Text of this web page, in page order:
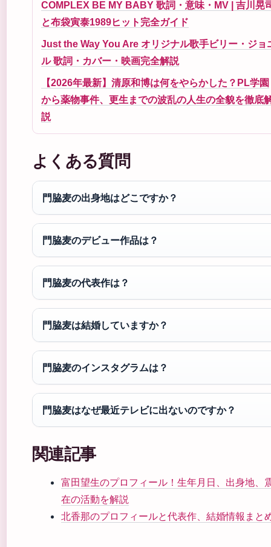
COMPLEX BE MY BABY 歌詞・意味・MV | 吉川晃
と布袋寅泰1989ヒット完全ガイド
Just the Way You Are オリジナル歌手ビリー・ジョ
ル 歌詞・カバー・映画完全解説
【2026年最新】清原和博は何をやらかした？PL学園
から薬物事件、更生までの波乱の人生の全貌を徹底
説
よくある質問
門脇麦の出身地はどこですか？
門脇麦のデビュー作品は？
門脇麦の代表作は？
門脇麦は結婚していますか？
門脇麦のインスタグラムは？
門脇麦はなぜ最近テレビに出ないのですか？
関連記事
富田望生のプロフィール！生年月日、出身地
在の活動を解説
北香那のプロフィールと代表作、結婚情報まと